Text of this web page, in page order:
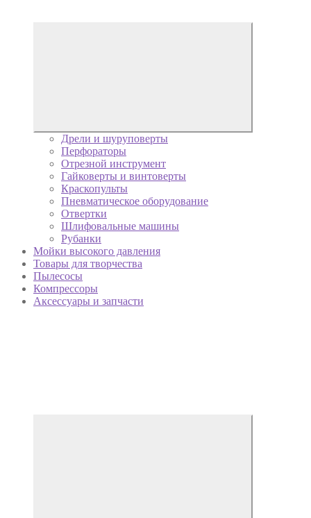
Дрели и шуруповерты
Перфораторы
Отрезной инструмент
Гайковерты и винтоверты
Краскопульты
Пневматическое оборудование
Отвертки
Шлифовальные машины
Рубанки
Мойки высокого давления
Товары для творчества
Пылесосы
Компрессоры
Аксессуары и запчасти